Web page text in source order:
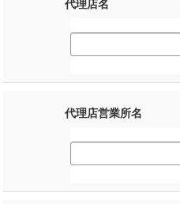
代理店名
代理店営業所名